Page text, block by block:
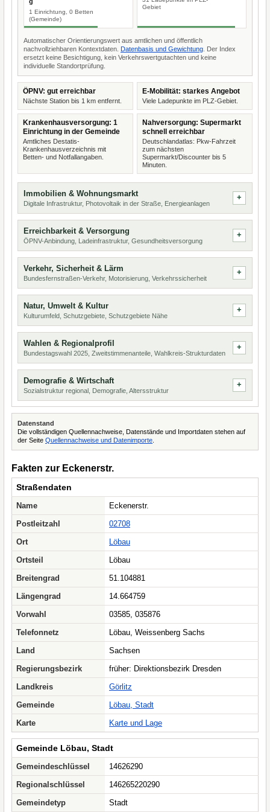
1 Einrichtung, 0 Betten
(Gemeinde)
Gebiet
Automatischer Orientierungswert aus amtlichen und öffentlich
nachvollziehbaren Kontextdaten. Datenbasis und Gewichtung . Der Index
ersetzt keine Besichtigung, kein Verkehrswertgutachten und keine
individuelle Standortprüfung.
ÖPNV: gut erreichbar
Nächste Station bis 1 km entfernt.
E-Mobilität: starkes Angebot
Viele Ladepunkte im PLZ-Gebiet.
Krankenhausversorgung: 1
Einrichtung in der Gemeinde
Amtliches Destatis-
Krankenhausverzeichnis mit
Betten- und Notfallangaben.
Nahversorgung: Supermarkt
schnell erreichbar
Deutschlandatlas: Pkw-Fahrzeit
zum nächsten
Supermarkt/Discounter bis 5
Minuten.
Immobilien & Wohnungsmarkt
Digitale Infrastruktur, Photovoltaik in der Straße, Energieanlagen
Erreichbarkeit & Versorgung
ÖPNV-Anbindung, Ladeinfrastruktur, Gesundheitsversorgung
Verkehr, Sicherheit & Lärm
Bundesfernstraßen-Verkehr, Motorisierung, Verkehrssicherheit
Natur, Umwelt & Kultur
Kulturumfeld, Schutzgebiete, Schutzgebiete Nähe
Wahlen & Regionalprofil
Bundestagswahl 2025, Zweitstimmenanteile, Wahlkreis-Strukturdaten
Demografie & Wirtschaft
Sozialstruktur regional, Demografie, Altersstruktur
Datenstand
Die vollständigen Quellennachweise, Datenstände und Importdaten stehen auf
der Seite Quellennachweise und Datenimporte
Fakten zur Eckenerstr.
Straßendaten
Name
Eckenerstr.
Postleitzahl
02708
Ort
Löbau
Ortsteil
Löbau
Breitengrad
51.104881
Längengrad
14.664759
Vorwahl
03585, 035876
Telefonnetz
Löbau, Weissenberg Sachs
Land
Sachsen
Regierungsbezirk
früher: Direktionsbezirk Dresden
Landkreis
Görlitz
Gemeinde
Löbau, Stadt
Karte
Karte und Lage
Gemeinde Löbau, Stadt
Gemeindeschlüssel
14626290
Regionalschlüssel
146265220290
Gemeindetyp
Stadt